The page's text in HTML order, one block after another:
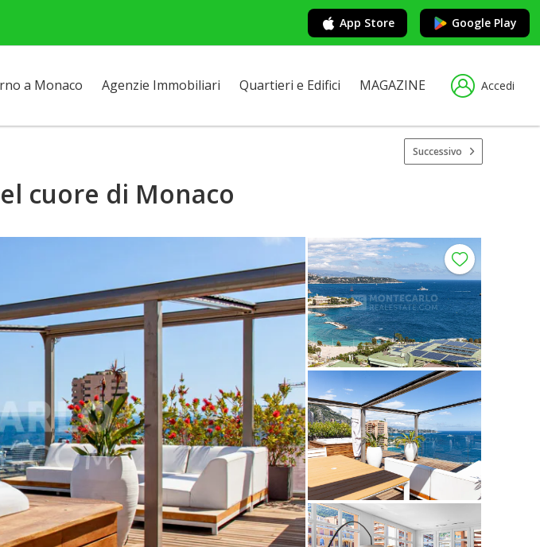
App Store Google Play
a Monaco Agenzie Immobiliari Quartieri e Edifici MAGAZINE Accedi
Successivo
cuore di Monaco